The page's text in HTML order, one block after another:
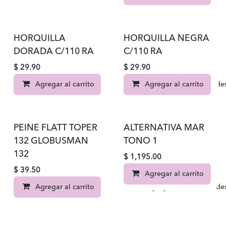
HORQUILLA
DORADA C/110 RA
$29.90
Agregar al carrito Agregar a la lista de
HORQUILLA NEGRA
C/110 RA
$ 29.90
Agregar al carrito
PEINE FLATT TOPER
132 GLOBUSMAN
132
$39.50
Agregar al carrito Agregar a la lista de
ALTERNATIVA MAR
TONO 1
$ 1,195.00
Agregar al carrito